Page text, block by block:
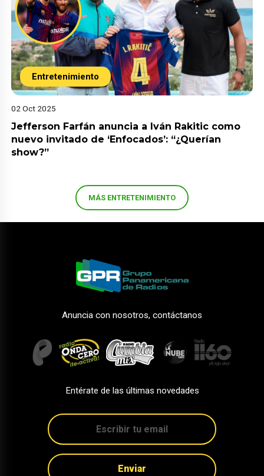
Entretenimiento
02 Oct 2025
Jefferson Farfán anuncia a Iván Rakitic como
nuevo invitado de ‘Enfocados’: “¿Querían
show?”
MÁS ENTRETENIMIENTO
Anuncia con nosotros, contáctanos
Entérate de las últimas novedades
Enviar